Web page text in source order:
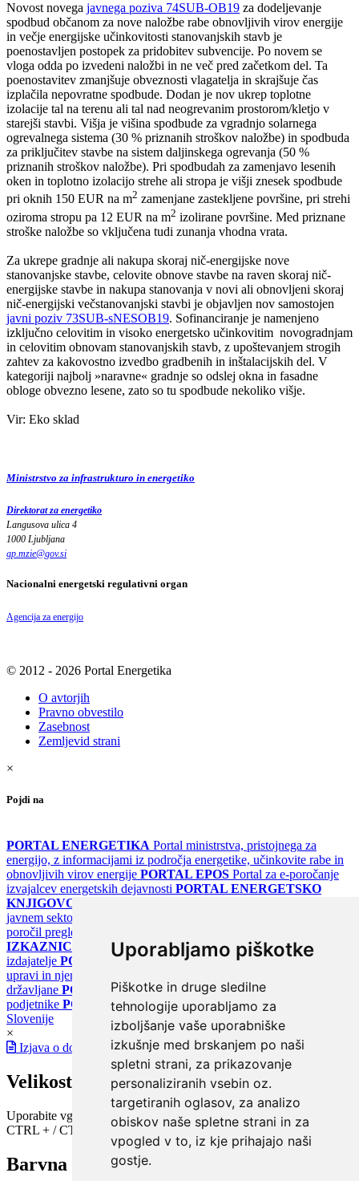
Uporabljamo piškotke
Piškotke in druge sledilne
tehnologije uporabljamo za
izboljšanje vaše uporabniške
izkušnje med brskanjem po naši
spletni strani, za prikazovanje
personaliziranih vsebin oz.
targetiranih oglasov, za analizo
obiskov naše spletne strani in za
vpogled v to, iz kje prihajajo naši
gostje.
Novost novega javnega poziva 74SUB-OB19 za dodeljevanje
spodbud občanom za nove naložbe rabe obnovljivih virov energije
in večje energijske učinkovitosti stanovanjskih stavb je
poenostavljen postopek za pridobitev subvencije. Po novem se
vloga odda po izvedeni naložbi in ne več pred začetkom del. Ta
poenostavitev zmanjšuje obveznosti vlagatelja in skrajšuje čas
izplačila nepovratne spodbude. Dodan je nov ukrep toplotne
izolacije tal na terenu ali tal nad neogrevanim prostorom/kletjo v
starejši stavbi. Višja je višina spodbude za vgradnjo solarnega
ogrevalnega sistema (30 % priznanih stroškov naložbe) in spodbuda
za priključitev stavbe na sistem daljinskega ogrevanja (50 %
priznanih stroškov naložbe). Pri spodbudah za zamenjavo lesenih
oken in toplotno izolacijo strehe ali stropa je višji znesek spodbude
pri oknih 150 EUR na m2 zamenjane zastekljene površine, pri strehi
oziroma stropu pa 12 EUR na m2 izolirane površine. Med priznane
stroške naložbe so vključena tudi zunanja vhodna vrata.
Za ukrepe gradnje ali nakupa skoraj nič-energijske nove
stanovanjske stavbe, celovite obnove stavbe na raven skoraj nič-
energijske stavbe in nakupa stanovanja v novi ali obnovljeni skoraj
nič-energijski večstanovanjski stavbi je objavljen nov samostojen
javni poziv 73SUB-sNESOB19. Sofinanciranje je namenjeno
izključno celovitim in visoko energetsko učinkovitim novogradnjam
in celovitim obnovam stanovanjskih stavb, z upoštevanjem strogih
zahtev za kakovostno izvedbo gradbenih in inštalacijskih del. V
kategoriji najbolj »naravne« gradnje so odslej okna in fasadne
obloge obvezno lesene, zato so tu spodbude nekoliko višje.
Vir: Eko sklad
Ministrstvo za infrastrukturo in energetiko
Direktorat za energetiko
Langusova ulica 4
1000 Ljubljana
gp.mzie@gov.si
Nacionalni energetski regulativni organ
Agencija za energijo
© 2012 - 2026 Portal Energetika
O avtorjih
Pravno obvestilo
Zasebnost
Zemljevid strani
×
Pojdi na
PORTAL ENERGETIKA Portal ministrstva, pristojnega za
energijo, z informacijami iz področja energetike, učinkovite rabe in
obnovljivih virov energije PORTAL EPOS Portal za e-poročanje
izvajalcev energetskih dejavnosti PORTAL ENERGETSKO
KNJIGOVODSTVO
javnem sektorju
poročil pregledov klimatskih sistemov
IZKAZNICE
Register energetskih izkaznic - za izdelovalce in
izdajatelje PORTAL GOV.SI Osrednje spletno mesto o državni
upravi in njenih storitvah
državljane PORTAL SPOT Državni portal za podjetja in
podjetnike PORTAL OPSI Državni portal odprtih podatkov
Slovenije
×
Izjava o dostopnosti
Velikost pisave
Uporabite vgrajeno funkcijo brskalnika
CTRL + / CTRL -
Barvna shema